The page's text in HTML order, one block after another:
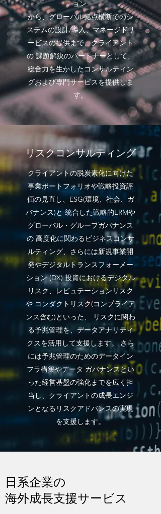
ョン
から、グローバル拠点横断でのシ
ステムの設計/導入、マネージドサ
ービスの提供まで、クライアント
の 課題解決のパートナーとして、
総合力を生かしたコンサルティン
グおよび専門サービスを提供しま
す。
リスクコンサルティング
クライアントの脱炭素化に向けた
事業ポートフォリオや戦略投資評
価の見直し、ESG(環境、社会、ガ
バナンス)と 統合した戦略的ERMや
グローバル・グループガバナンス
の 高度化に関わるビジネスコンサ
ルティング、さらには新規事業開
発やデジタルトランスフォーメー
ション (DX) 投資におけるデジタル
リスク、レピュテーションリスク
や コンダクトリスク(コンプライア
ンス含む)といった、 リスクに関わ
る予兆管理を、データアナリティ
クスを活用して支援します。 さら
には予兆管理のためのデータイン
フラ構築やデータ ガバナンスとい
った経営基盤の強化までを広く担
当し、クライアントの成長エンジ
ンとなるリスクアドバンスの実現
を支援します。
日系企業の
海外成長支援サービス